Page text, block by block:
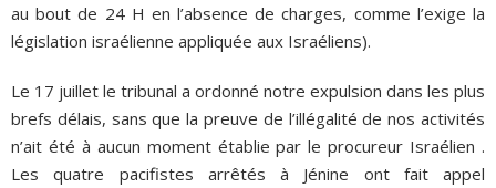
au bout de 24 H en l’absence de charges, comme l’exige la
législation israélienne appliquée aux Israéliens).
Le 17 juillet le tribunal a ordonné notre expulsion dans les plus
brefs délais, sans que la preuve de l’illégalité de nos activités
n’ait été à aucun moment établie par le procureur Israélien .
Les quatre pacifistes arrêtés à Jénine ont fait appel